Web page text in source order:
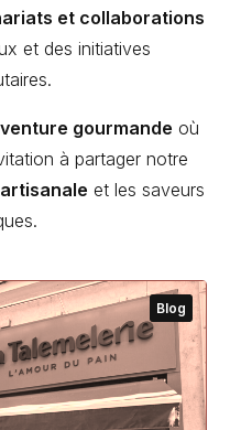
et collaborations
et des initiatives
gourmande où
à partager notre
et les saveurs
Blog